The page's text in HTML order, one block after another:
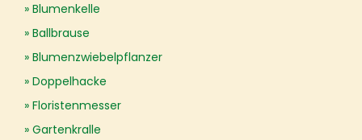
Blumenkelle
Ballbrause
Blumenzwiebelpflanzer
Doppelhacke
Floristenmesser
Gartenkralle